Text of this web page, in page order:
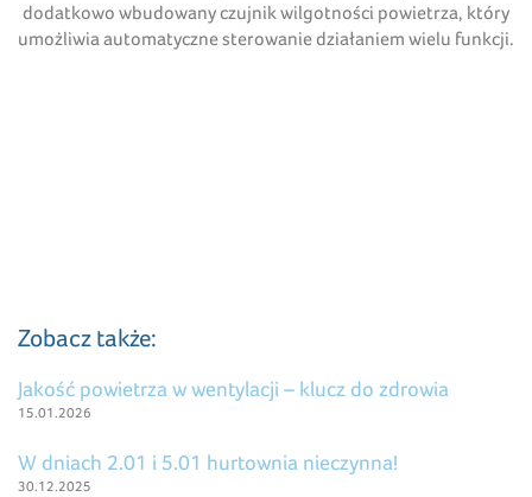
dodatkowo wbudowany czujnik wilgotności powietrza, który
umożliwia automatyczne sterowanie działaniem wielu funkcji.
Zobacz także:
Jakość powietrza w wentylacji – klucz do zdrowia
15.01.2026
W dniach 2.01 i 5.01 hurtownia nieczynna!
30.12.2025